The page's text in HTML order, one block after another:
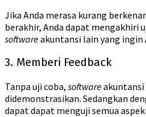
Jika Anda merasa kurang
berakhir, Anda dapat mengakhiri
softwareakuntansi lain yang ingin
3. Memberi Feedback
Tanpa uji coba, softwareakuntansi
didemonstrasikan. Sedangkan
dapat dapat menguji semua